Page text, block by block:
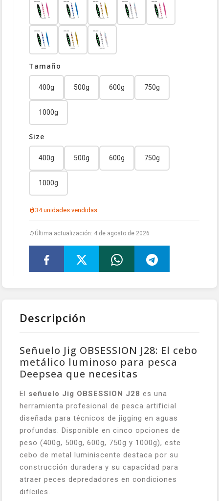
Tamaño
400g 500g 600g 750g
1000g
Size
400g 500g 600g 750g
1000g
34 unidades vendidas
Última actualización: 4 de agosto de 2026
Descripción
Señuelo Jig OBSESSION J28: El cebo
metálico luminoso para pesca
Deepsea que necesitas
El señuelo Jig OBSESSION J28 es una
herramienta profesional de pesca artificial
diseñada para técnicos de jigging en aguas
profundas. Disponible en cinco opciones de
peso (400g, 500g, 600g, 750g y 1000g), este
cebo de metal luminiscente destaca por su
construcción duradera y su capacidad para
atraer peces depredadores en condiciones
difíciles.